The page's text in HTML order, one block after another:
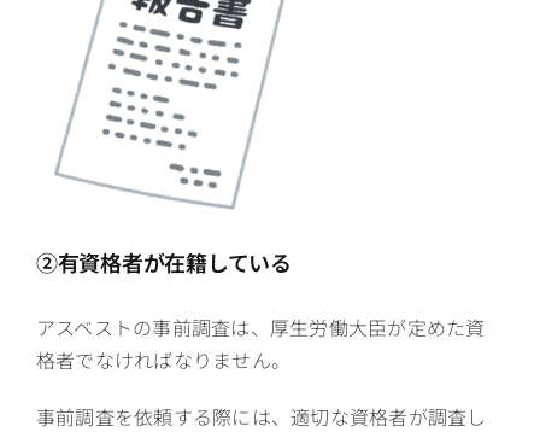
②有資格者が在籍している
アスベストの事前調査は、厚生労働大臣が定めた資
格者でなければなりません。
事前調査を依頼する際には、適切な資格者が調査し